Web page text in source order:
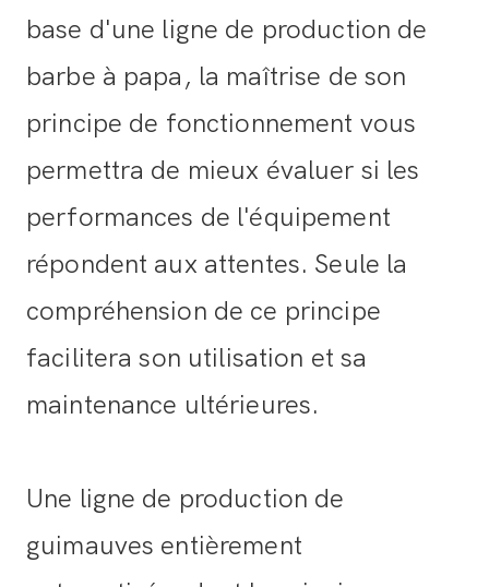
base d'une ligne de production de
barbe à papa, la maîtrise de son
principe de fonctionnement vous
permettra de mieux évaluer si les
performances de l'équipement
répondent aux attentes. Seule la
compréhension de ce principe
facilitera son utilisation et sa
maintenance ultérieures.
Une ligne de production de
guimauves entièrement